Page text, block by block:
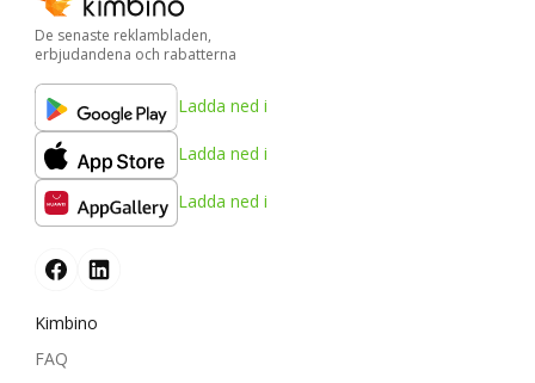
De senaste reklambladen,
erbjudandena och rabatterna
Ladda ned i
Ladda ned i
Ladda ned i
Kimbino
FAQ